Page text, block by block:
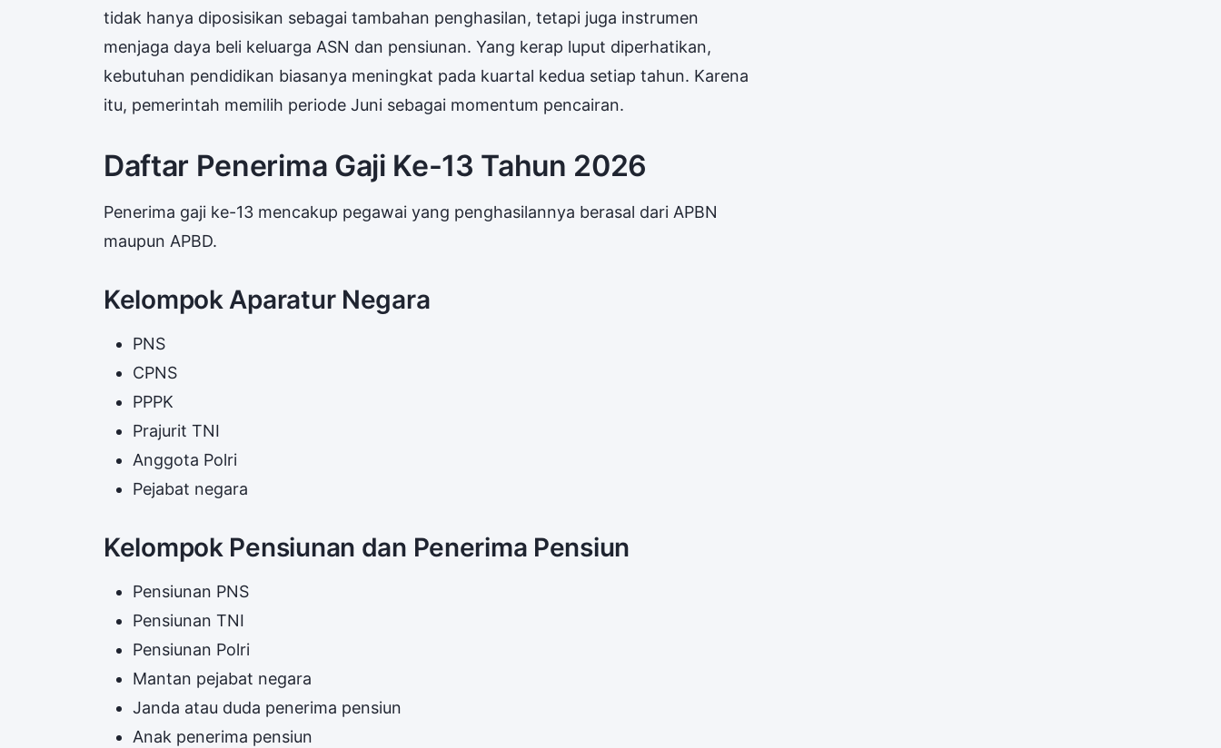
tidak hanya diposisikan sebagai tambahan penghasilan, tetapi juga instrumen
menjaga daya beli keluarga ASN dan pensiunan. Yang kerap luput diperhatikan,
kebutuhan pendidikan biasanya meningkat pada kuartal kedua setiap tahun. Karena
itu, pemerintah memilih periode Juni sebagai momentum pencairan.
Daftar Penerima Gaji Ke-13 Tahun 2026
Penerima gaji ke-13 mencakup pegawai yang penghasilannya berasal dari APBN
maupun APBD.
Kelompok Aparatur Negara
PNS
CPNS
PPPK
Prajurit TNI
Anggota Polri
Pejabat negara
Kelompok Pensiunan dan Penerima Pensiun
Pensiunan PNS
Pensiunan TNI
Pensiunan Polri
Mantan pejabat negara
Janda atau duda penerima pensiun
Anak penerima pensiun